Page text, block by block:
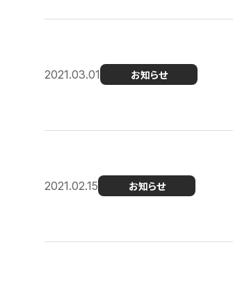
2021.03.01 お知らせ
2021.02.15 お知らせ